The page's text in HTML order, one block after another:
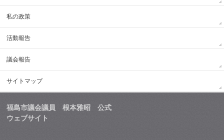
私の政策
活動報告
議会報告
サイトマップ
福島市議会議員 根本雅昭 公式
ウェブサイト